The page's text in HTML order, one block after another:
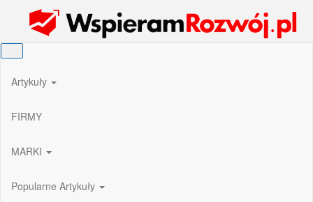
Wspieram Rozwój PL
Artykuły
FIRMY
MARKI
Popularne Artykuły